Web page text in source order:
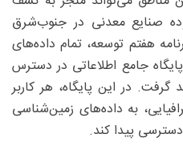
صنایع معدنی در جنوب‌شرق
هفتم توسعه، تمام داده‌های
جامع اطلاعاتی در دسترس
گرفت. در این پایگاه، هر کاربر
به داده‌های زمین‌شناسی
پیدا کند.